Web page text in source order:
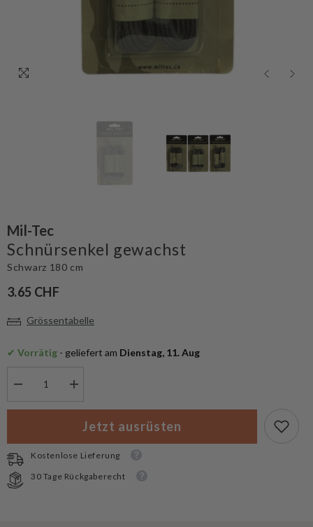
Mil-Tec
Schnürsenkel gewachst
Schwarz 180 cm
3.65 CHF
Grössentabelle
✔ Vorrätig - geliefert am Dienstag, 11. Aug
für
Schnürsenkel
gewachst
schwarz
180
cm
Menge
für
Mil-
Tec
Schnürsenkel
gewachst
180
cm
Jetzt ausrüsten
Kostenlose Lieferung
30 Tage Rückgaberecht